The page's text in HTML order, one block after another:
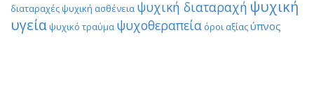
διαταραχέςψυχική ασθένεια ψυχική διαταραχή ψυχική
υγείαψυχικό τραύμα ψυχοθεραπεία όροι αξίαςύπνος